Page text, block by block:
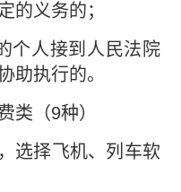
的义务的；
人接到人民法院
助执行的。
（9种）
择飞机、列车软